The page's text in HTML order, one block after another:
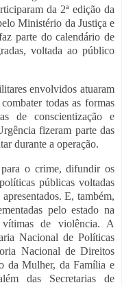
da 2ª edição da
Ministério da Justiça e
parte do calendário de
voltada ao público
envolvidos atuaram
todas as formas
de conscientização e
fizeram parte das
durante a operação.
o crime, difundir os
públicas voltadas
E, também,
pelo estado na
de violência. A
Nacional de Políticas
Nacional de Direitos
da Mulher, da Família e
das Secretarias de